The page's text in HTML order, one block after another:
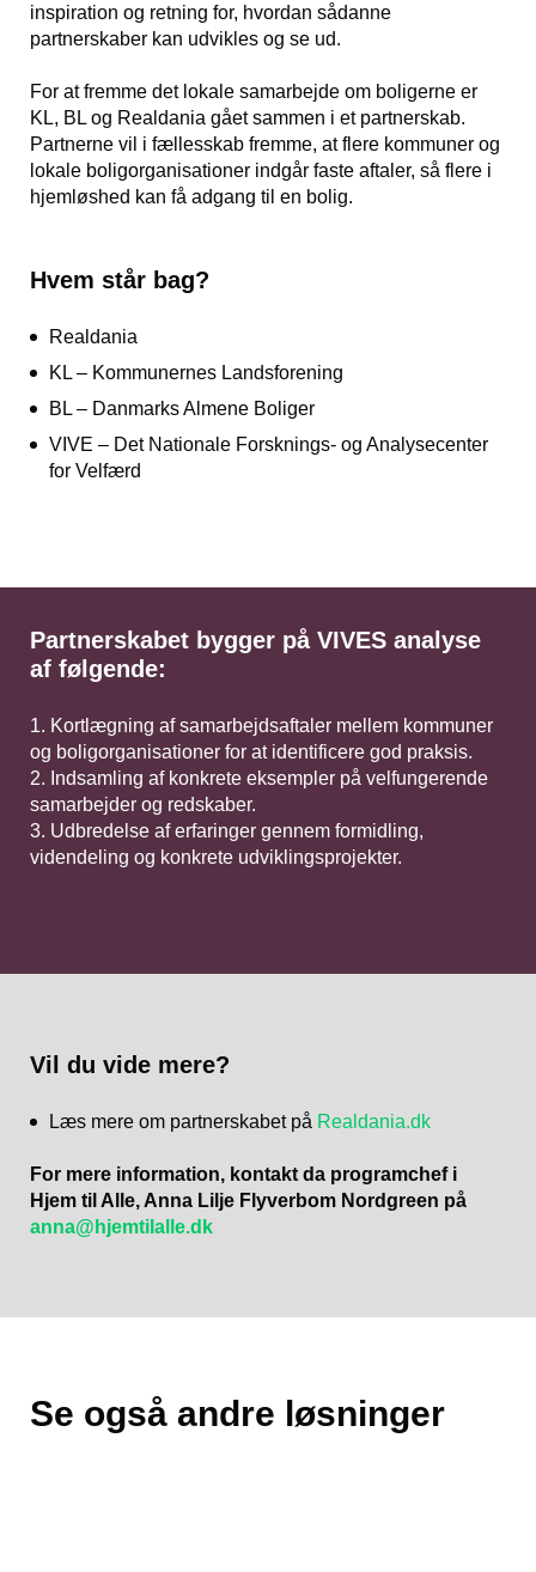
inspiration og retning for, hvordan sådanne
partnerskaber kan udvikles og se ud.
For at fremme det lokale samarbejde om boligerne er
KL, BL og Realdania gået sammen i et partnerskab.
Partnerne vil i fællesskab fremme, at flere kommuner og
lokale boligorganisationer indgår faste aftaler, så flere i
hjemløshed kan få adgang til en bolig.
Hvem står bag?
Realdania
KL – Kommunernes Landsforening
BL – Danmarks Almene Boliger
VIVE – Det Nationale Forsknings- og Analysecenter
for Velfærd
Partnerskabet bygger på VIVES analyse
af følgende:
Kortlægning af samarbejdsaftaler mellem kommuner
og boligorganisationer for at identificere god praksis.
Indsamling af konkrete eksempler på velfungerende
samarbejder og redskaber.
Udbredelse af erfaringer gennem formidling,
videndeling og konkrete udviklingsprojekter.
Vil du vide mere?
Læs mere om partnerskabet på Realdania.dk
For mere information, kontakt da programchef i
Hjem til Alle, Anna Lilje Flyverbom Nordgreen på
anna@hjemtilalle.dk
Se også andre løsninger